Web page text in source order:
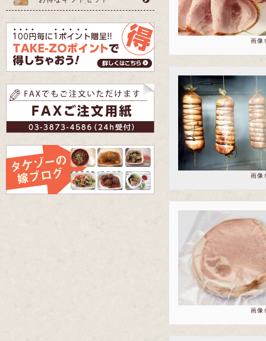
画像
画像
画像